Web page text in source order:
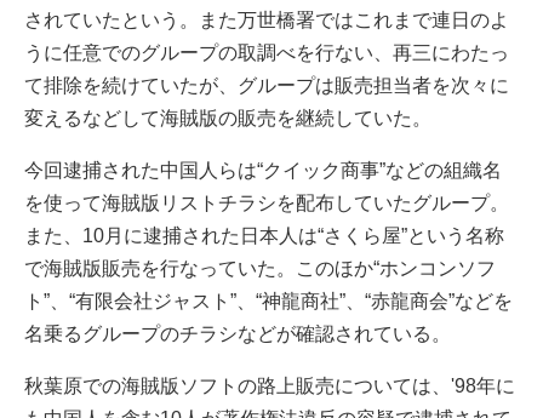
されていたという。また万世橋署ではこれまで連日のよ
うに任意でのグループの取調べを行ない、再三にわたっ
て排除を続けていたが、グループは販売担当者を次々に
変えるなどして海賊版の販売を継続していた。
今回逮捕された中国人らは“クイック商事”などの組織名
を使って海賊版リストチラシを配布していたグループ。
また、10月に逮捕された日本人は“さくら屋”という名称
で海賊版販売を行なっていた。このほか“ホンコンソフ
ト”、“有限会社ジャスト”、“神龍商社”、“赤龍商会”などを
名乗るグループのチラシなどが確認されている。
秋葉原での海賊版ソフトの路上販売については、'98年に